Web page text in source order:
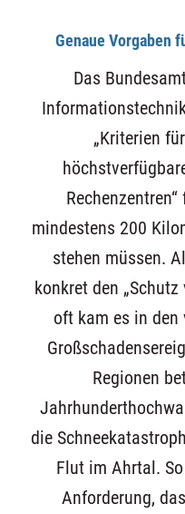
Genaue Vorgaben
Das
„Kriterien
mindestens 200
stehen müssen.
konkret den
oft kam es in den
Regionen
die
Flut im Ahrtal.
Anforderung,